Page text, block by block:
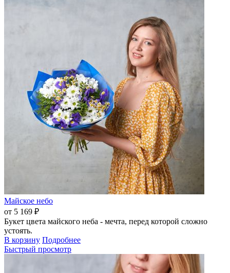
Майское небо
от 5 169 ₽
Букет цвета майского неба - мечта, перед которой сложно
устоять.
В корзину Подробнее
Быстрый просмотр